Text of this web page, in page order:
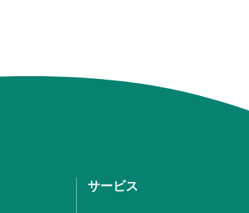
サービス